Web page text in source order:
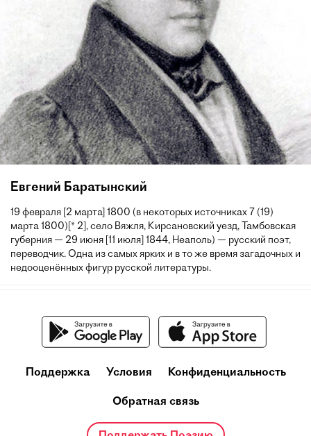
Евгений Баратынский
19 февраля [2 марта] 1800 (в некоторых источниках 7 (19)
марта 1800)[* 2], село Вяжля, Кирсановский уезд, Тамбовская
губерния — 29 июня [11 июля] 1844, Неаполь) — русский поэт,
переводчик. Одна из самых ярких и в то же время загадочных и
недооценённых фигур русской литературы.
Поддержка Условия Конфиденциальность
Обратная связь